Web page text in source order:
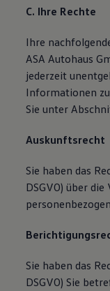
C. Ihre Rechte
Ihre
ASA Autohaus
jederzeit
Informationen
Sie unter
Auskunftsrecht
Sie haben das
DSGVO) über
Sie haben das
DSGVO) Sie